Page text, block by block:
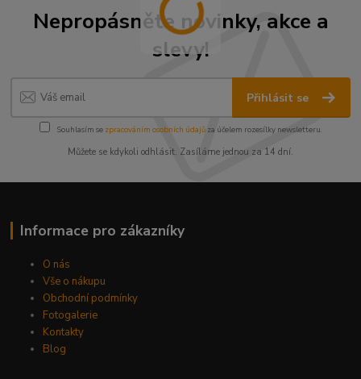
Nepropásněte novinky, akce a
slevy!
Přihlásit se
Souhlasím se zpracováním osobních údajůza účelem rozesílky newsletteru.
Můžete se kdykoli odhlásit. Zasíláme jednou za 14 dní.
Informace pro zákazníky
O nás
Vše o nákupu
Obchodní podmínky
Fotogalerie
Kontakty
Blog